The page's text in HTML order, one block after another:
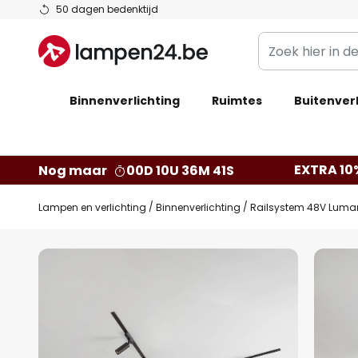
50 dagen bedenktijd
Ga
de
inhoud
Zoek
hier
de
Binnenverlichting Ruimtes
Nog maar 00D 10U 36M 40S EXTRA
Lampen en verlichting Binnenverlichting Railsystem 48V
Ga